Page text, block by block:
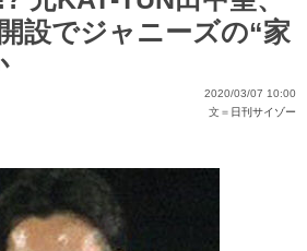
設でジャニーズの“家
2020/03/07 10:00
文＝ 日刊サイゾー